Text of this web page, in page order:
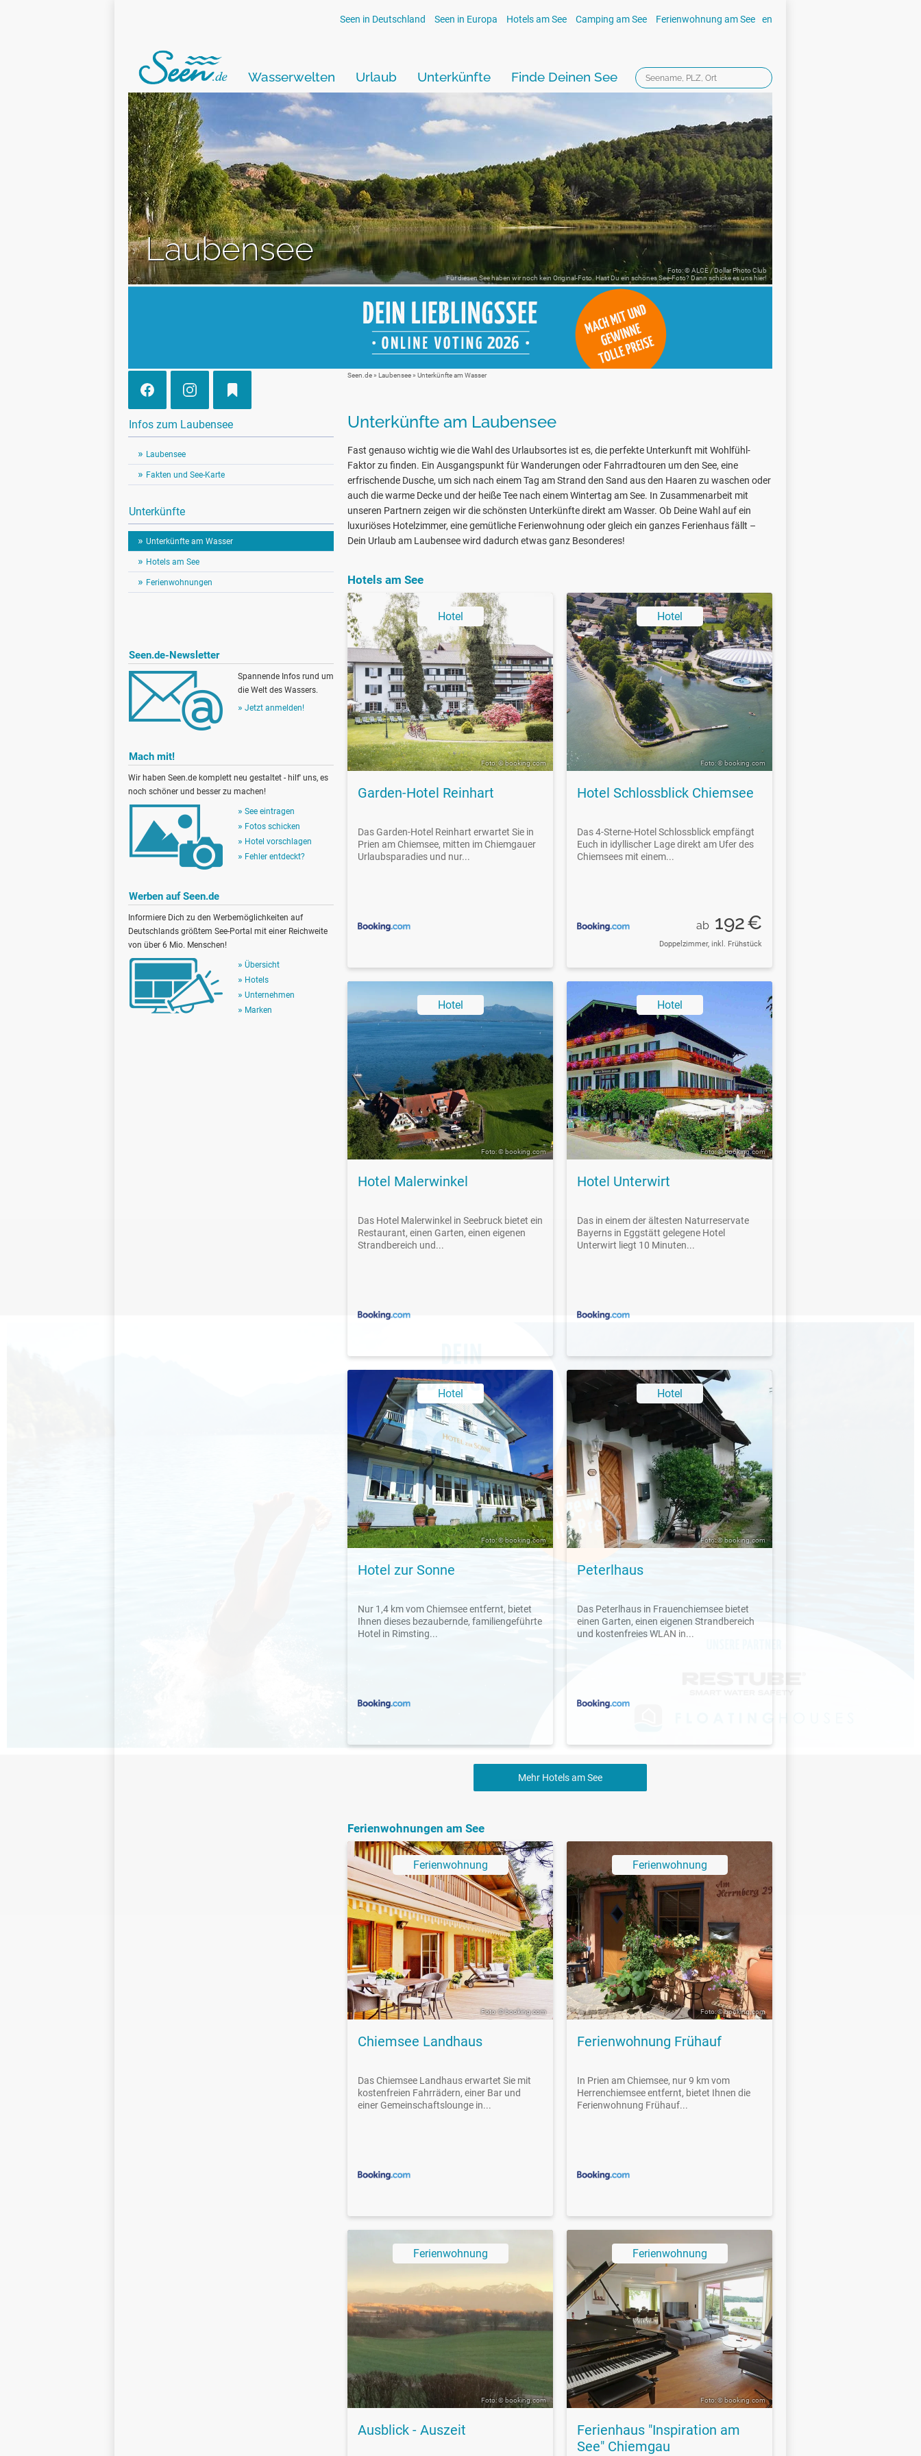
Seen in Deutschland Seen in Europa Hotels am See Camping am See Ferienwohnung am See en
Wasserwelten Urlaub Unterkünfte Finde Deinen See
Laubensee
Foto: © ALCE / Dollar Photo Club
Für diesen See haben wir noch kein Original-Foto. Hast Du ein schönes See-Foto? Dann schicke es uns hier!
Infos zum Laubensee
Laubensee
Fakten und See-Karte
Unterkünfte
Unterkünfte am Wasser
Hotels am See
Ferienwohnungen
Seen.de-Newsletter
Spannende Infos rund um
die Welt des Wassers.
Jetzt anmelden!
Mach mit!
Wir haben Seen.de komplett neu gestaltet - hilf' uns, es
noch schöner und besser zu machen!
See eintragen
Fotos schicken
Hotel vorschlagen
Fehler entdeckt?
Werben auf Seen.de
Informiere Dich zu den Werbemöglichkeiten auf
Deutschlands größtem See-Portal mit einer Reichweite
von über 6 Mio. Menschen!
Übersicht
Hotels
Unternehmen
Marken
Seen.de» Laubensee» Unterkünfte am Wasser
Unterkünfte am Laubensee
Fast genauso wichtig wie die Wahl des Urlaubsortes ist es, die perfekte Unterkunft mit Wohlfühl-
Faktor zu finden. Ein Ausgangspunkt für Wanderungen oder Fahrradtouren um den See, eine
erfrischende Dusche, um sich nach einem Tag am Strand den Sand aus den Haaren zu waschen oder
auch die warme Decke und der heiße Tee nach einem Wintertag am See. In Zusammenarbeit mit
unseren Partnern zeigen wir die schönsten Unterkünfte direkt am Wasser. Ob Deine Wahl auf ein
luxuriöses Hotelzimmer, eine gemütliche Ferienwohnung oder gleich ein ganzes Ferienhaus fällt –
Dein Urlaub am Laubensee wird dadurch etwas ganz Besonderes!
Hotels am See
Hotel
Foto: © booking.com
Garden-Hotel Reinhart
Das Garden-Hotel Reinhart erwartet Sie in
Prien am Chiemsee, mitten im Chiemgauer
Urlaubsparadies und nur...
Hotel
Foto: © booking.com
Hotel Schlossblick Chiemsee
Das 4-Sterne-Hotel Schlossblick empfängt
Euch in idyllischer Lage direkt am Ufer des
Chiemsees mit einem...
ab 192€
Doppelzimmer, inkl. Frühstück
Hotel
Foto: © booking.com
Hotel Malerwinkel
Das Hotel Malerwinkel in Seebruck bietet ein
Restaurant, einen Garten, einen eigenen
Strandbereich und...
Hotel
Foto: © booking.com
Hotel Unterwirt
Das in einem der ältesten Naturreservate
Bayerns in Eggstätt gelegene Hotel
Unterwirt liegt 10 Minuten...
Hotel
Foto: © booking.com
Hotel zur Sonne
Nur 1,4 km vom Chiemsee entfernt, bietet
Ihnen dieses bezaubernde, familiengeführte
Hotel in Rimsting...
Hotel
Foto: © booking.com
Peterlhaus
Das Peterlhaus in Frauenchiemsee bietet
einen Garten, einen eigenen Strandbereich
und kostenfreies WLAN in...
Mehr Hotels am See
Ferienwohnungen am See
Ferienwohnung
Foto: © booking.com
Chiemsee Landhaus
Das Chiemsee Landhaus erwartet Sie mit
kostenfreien Fahrrädern, einer Bar und
einer Gemeinschaftslounge in...
Ferienwohnung
Foto: © booking.com
Ferienwohnung Frühauf
In Prien am Chiemsee, nur 9 km vom
Herrenchiemsee entfernt, bietet Ihnen die
Ferienwohnung Frühauf...
Ferienwohnung
Foto: © booking.com
Ausblick - Auszeit
Ferienwohnung
Foto: © booking.com
Ferienhaus "Inspiration am
See" Chiemgau